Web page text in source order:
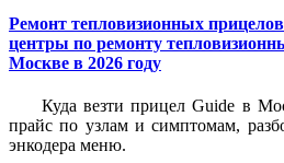
Ремонт тепловизионных
центры по ремонту
Москве в 2026 году
Куда везти прицел Guide в
прайс по узлам и симптомам,
энкодера меню.